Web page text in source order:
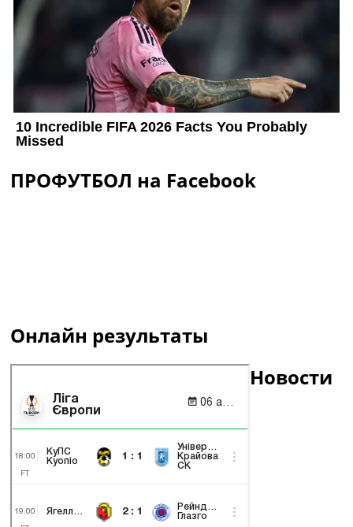
ПРОФУТБОЛ на Facebook
Онлайн результаты
Новости